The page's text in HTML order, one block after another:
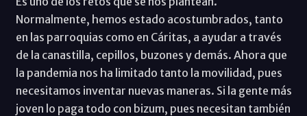
Normalmente, hemos estado acostumbrados, tanto
en las parroquias como en Cáritas, a ayudar a través
de la canastilla, cepillos, buzones y demás. Ahora que
la pandemia nos ha limitado tanto la movilidad, pues
necesitamos inventar nuevas maneras. Si la gente más
joven lo paga todo con bizum, pues necesitan también